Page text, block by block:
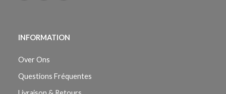
INFORMATION
Over Ons
Questions Fréquentes